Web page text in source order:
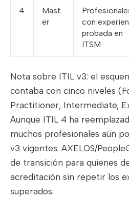
4
Mast
er
con
probada en
ITSM
Nota sobre ITIL v3: el
contaba con cinco niveles
Practitioner, Intermediate,
Aunque ITIL 4 ha
muchos profesionales aún
v3 vigentes. AXELOS/
de transición para quienes
acreditación sin repetir los
superados.